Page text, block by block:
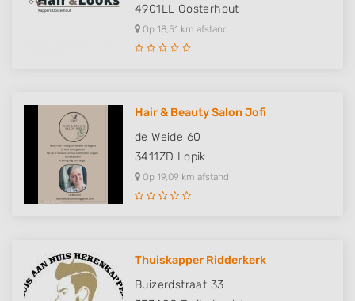
4901LL Oosterhout
Op 18,51 km afstand
Hair & Beauty Salon Jofi
de Weide 60
3411ZD Lopik
Op 19,09 km afstand
Thuiskapper Ridderkerk
Buizerdstraat 33